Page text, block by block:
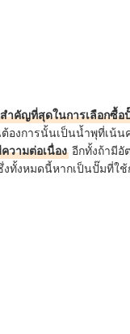
ำคัญที่สุดในการเลือกซื้อ
งการนั้นเป็นน้ำพุที่เน้น
วามต่อเนื่อง อีกทั้งถ้ามีอั
งหมดนี้หากเป็นปั๊มที่ใช้